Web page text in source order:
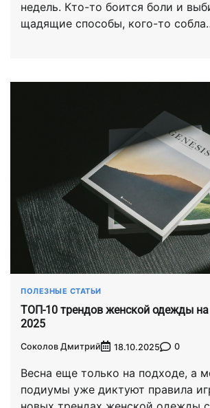
недель. Кто-то боится боли и
щадящие способы, кого-то
ПОЛЕЗНЫЕ СТАТЬИ
ТОП-10 трендов женской одежды на
2025
Соколов Дмитрий 18.10.2025 0
Весна еще только на подходе, а
подиумы уже диктуют правила